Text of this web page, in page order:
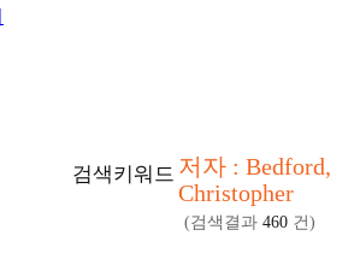
검색키워드 저자 : Bedford,
Christopher
(검색결과 460 건)